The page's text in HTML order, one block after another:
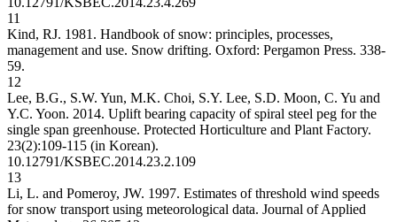
11
Kind, RJ. 1981. Handbook of snow: principles, processes,
management and use. Snow drifting. Oxford: Pergamon Press. 338-
59.
12
Lee, B.G., S.W. Yun, M.K. Choi, S.Y. Lee, S.D. Moon, C. Yu and
Y.C. Yoon. 2014. Uplift bearing capacity of spiral steel peg for the
single span greenhouse. Protected Horticulture and Plant Factory.
23(2):109-115 (in Korean).
10.12791/KSBEC.2014.23.2.109
13
Li, L. and Pomeroy, JW. 1997. Estimates of threshold wind speeds
for snow transport using meteorological data. Journal of Applied